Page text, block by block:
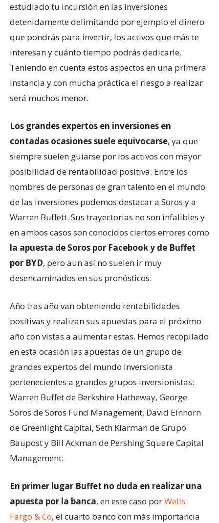
estudiado tu incursión en las inversiones
detenidamente delimitando por ejemplo el dinero
que pondrás para invertir, los activos que más te
interesan y cuánto tiempo podrás dedicarle.
Teniendo en cuenta estos aspectos en una primera
instancia y con mucha práctica el riesgo a realizar
será muchos menor.
Los grandes expertos en inversiones en
contadas ocasiones suele equivocarse, ya que
siempre suelen guiarse por los activos con mayor
posibilidad de rentabilidad positiva. Entre los
nombres de personas de gran talento en el mundo
de las inversiones podemos destacar a Soros y a
Warren Buffett. Sus trayectorias no son infalibles y
en ambos casos son conocidos ciertos errores como
la apuesta de Soros por Facebook y de Buffet
por BYD, pero aun así no suelen ir muy
desencaminados en sus pronósticos.
Año tras año van obteniendo rentabilidades
positivas y realizan sus apuestas para el próximo
año con vistas a aumentar estas. Hemos recopilado
en esta ocasión las apuestas de un grupo de
grandes expertos del mundo inversionista
pertenecientes a grandes grupos inversionistas:
Warren Buffet de Berkshire Hatheway, George
Soros de Soros Fund Management, David Einhorn
de Greenlight Capital, Seth Klarman de Grupo
Baupost y Bill Ackman de Pershing Square Capital
Management.
En primer lugar Buffet no duda en realizar una
apuesta por la banca, en este caso porWells
Fargo & Co, el cuarto banco con más importancia